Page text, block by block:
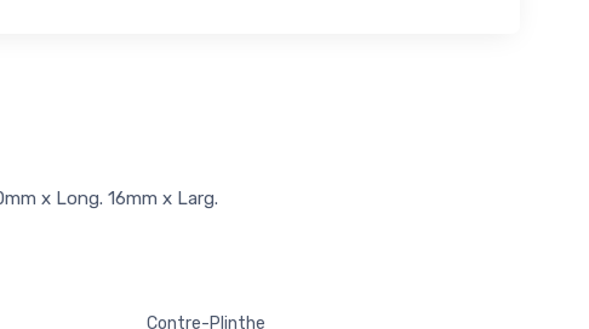
x Long. 16mm x Larg.
Contre-Plinthe